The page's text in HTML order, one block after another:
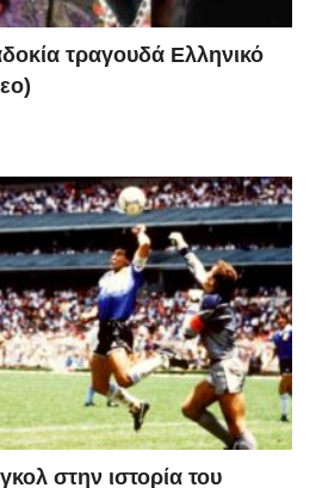
τραγουδά Ελληνικό
στην ιστορία του